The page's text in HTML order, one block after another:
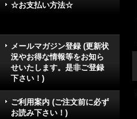
☆お支払い方法☆
メールマガジン登録 (更新状
況やお得な情報等をお知ら
せいたします。是非ご登録
下さい！)
ご利用案内 (ご注文前に必ず
お読み下さい！)